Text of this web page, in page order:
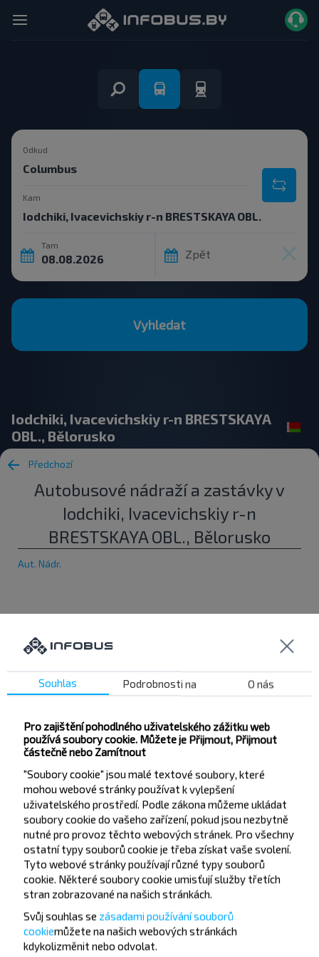
Odkud
Kam
Tam
Zpět
Vyhledat
Iodchiki, Ivacevichskiy r-n BRESTSKAYA
OBL., Bělorusko
Předchozí
Autobusové nádraží a zastávky v
Iodchiki, Ivacevichskiy r-n
BRESTSKAYA OBL., Bělorusko
Aut. Nádr.
Chcete cestovat
levněji?
Nenechte si ujít akce, slevy a další zajímavé nabídky
od společnosti INFOBUS. Přihlaste se k odběru
novinek a cestujte s námi levněji!
Přihlásit se
Souhlas Podrobnosti na O nás
Pro zajištění pohodlného uživatelského zážitku web
používá soubory cookie. Můžete je Přijmout, Přijmout
částečně nebo Zamítnout
"Soubory cookie" jsou malé textové soubory, které
mohou webové stránky používat k vylepšení
uživatelského prostředí. Podle zákona můžeme ukládat
soubory cookie do vašeho zařízení, pokud jsou nezbytně
nutné pro provoz těchto webových stránek. Pro všechny
ostatní typy souborů cookie je třeba získat vaše svolení.
Tyto webové stránky používají různé typy souborů
cookie. Některé soubory cookie umisťují služby třetích
stran zobrazované na našich stránkách.
Svůj souhlas se zásadami používání souborů
cookiemůžete na našich webových stránkách
kdykolizměnit nebo odvolat.